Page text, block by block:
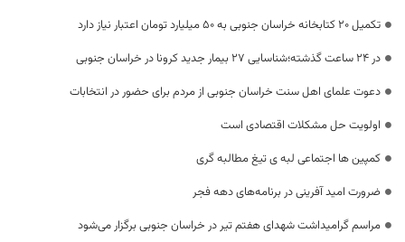
تکمیل ۲۰ کتابخانه‌ خراسان جنوبی به ۵۰ میلیارد تومان اعتبار نیاز دارد
در 24 ساعت گذشته؛شناسایی 27 بیمار جدید کرونا در خراسان جنوبی
دعوت علمای اهل سنت خراسان جنوبی از مردم برای حضور در انتخابات
اولویت حل مشکلات اقتصادی است
کمپین ها اجتماعی لبه ی تیغ مطالبه گری
ضرورت امید آفرینی در برنامه‌های دهه فجر
مراسم گرامیداشت شهدای هفتم تیر در خراسان جنوبی برگزار می‌شود